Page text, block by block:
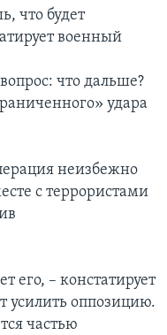
что будет
военный
что дальше?
удара
неизбежно
с террористами
его, – констатирует
усилить оппозицию.
частью